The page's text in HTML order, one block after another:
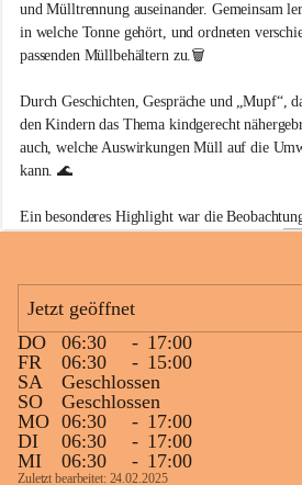
k
i
n
e
r
a
r
e
n
s
a
c
h
und Mülltrennung auseinander. Gemeinsam
in welche Tonne gehört, und ordneten
passenden Müllbehältern zu.🗑️
Durch Geschichten, Gespräche und „Mupf“,
den Kindern das Thema kindgerecht
auch, welche Auswirkungen Müll auf die
kann. 🌊
Ein besonderes Highlight war die
Den Abschluss bildete eine
mit Warnwesten und Handschuhen
Abfälle ein. Dabei stellten wir fest, dass
Dennoch war die Aktion eine wertvolle
zeigte, wie wichtig ein achtsamer Umgang
👫👫👫
Jetzt geöffnet
DO
06:30 - 17:00
FR
06:30 - 15:00
SA
Geschlossen
SO
Geschlossen
MO 06:30 - 17:00
DI
06:30 - 17:00
MI
06:30 - 17:00
Zuletzt bearbeitet: 24.02.2025